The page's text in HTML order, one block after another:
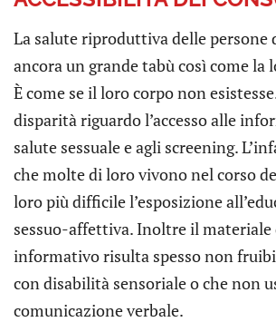
La salute riproduttiva delle persone
ancora un grande tabù così come la
È come se il loro corpo non
disparità riguardo l’accesso alle
salute sessuale e agli screening.
che molte di loro vivono nel corso
loro più difficile l’esposizione
sessuo-affettiva. Inoltre il
informativo risulta spesso non
con disabilità sensoriale o che non
comunicazione verbale.